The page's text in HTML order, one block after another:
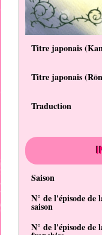
Titre japonais (
Titre japonais (
Traduction
Saison
N° de l'épisode de
saison
N° de l'épisode de